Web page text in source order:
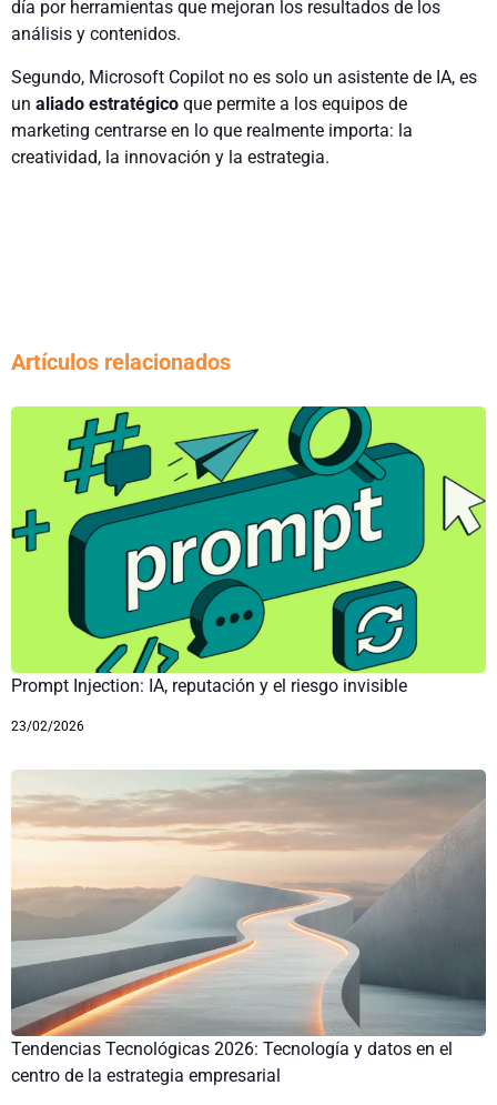
día por herramientas que mejoran los resultados de los
análisis y contenidos.
Segundo, Microsoft Copilot no es solo un asistente de IA, es
un aliado estratégico que permite a los equipos de
marketing centrarse en lo que realmente importa: la
creatividad, la innovación y la estrategia.
Artículos relacionados
Prompt Injection: IA, reputación y el riesgo invisible
23/02/2026
Tendencias Tecnológicas 2026: Tecnología y datos en el
centro de la estrategia empresarial